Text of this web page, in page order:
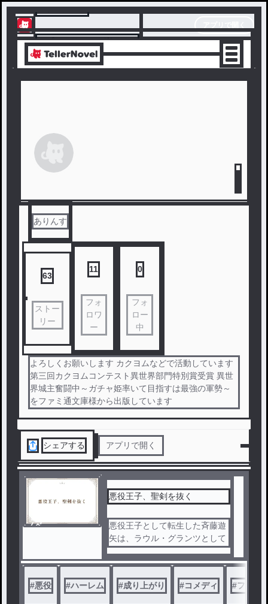
テラーノベル
アプリでサクサク楽しめる
ありんす
63
ストー
リー
11
フォ
ロワ
ー
0
フォ
ロー
中
よろしくお願いします カクヨムなどで活動しています
第三回カクヨムコンテスト異世界部門特別賞受賞 異世
界城主奮闘中～ガチャ姫率いて目指すは最強の軍勢～
をファミ通文庫様から出版しています
シェアする アプリで開く
ノベ
悪役王子、聖剣を抜く
悪役王子として転生した斉藤遊
矢は、ラウル・グランツとして
異世界で生きることを決める。
最初は悪王子楽しそうと楽観的
だったが、どこに行っても悪役
のレッテルがついて回り、街人
#悪役 #ハーレム #成り上がり #コメディ #ファン